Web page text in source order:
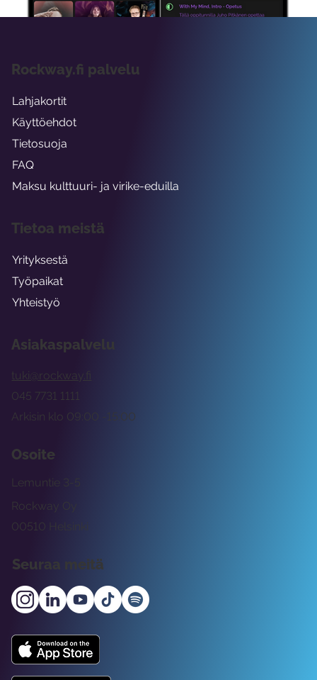
Asiakaspalvelu
tuki@rockway.fi
Arkisin klo 09:00 -15:00
045 7731 1111
Osoite
Rockway Oy
Lemuntie 3-5
00510 Helsinki
Seuraa meitä
Rockway.fi palvelu
Lahjakortit
Käyttöehdot
Tietosuoja
FAQ
Maksu kulttuuri- ja virike-eduilla
Tietoa meistä
Yrityksestä
Työpaikat
Yhteistyö